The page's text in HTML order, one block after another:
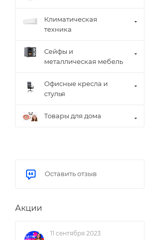
Климатическая
техника
Сейфы и
металлическая мебель
Офисные кресла и
стулья
Товары для дома
Оставить отзыв
Акции
11 сентября 2023